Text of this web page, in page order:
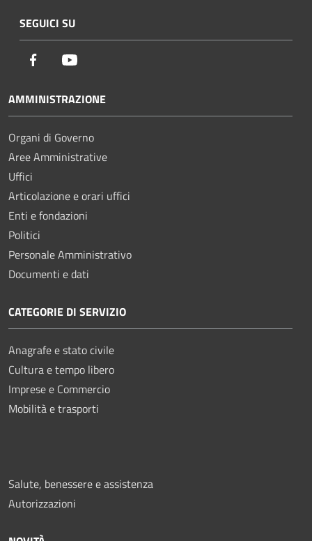
SEGUICI SU
Facebook
AMMINISTRAZIONE
Organi di Governo
Aree Amministrative
Uffici
Articolazione e orari uffici
Enti e fondazioni
Politici
Personale Amministrativo
Documenti e dati
CATEGORIE DI SERVIZIO
Anagrafe e stato civile
Cultura e tempo libero
Imprese e Commercio
Mobilità e trasporti
Salute, benessere e assistenza
Autorizzazioni